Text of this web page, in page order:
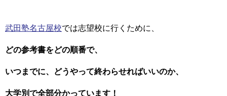
武田塾名古屋校では志望校に行くために、
どの参考書をどの順番で、
いつまでに、どうやって終わらせればいいのか、
大学別で全部分かっています！